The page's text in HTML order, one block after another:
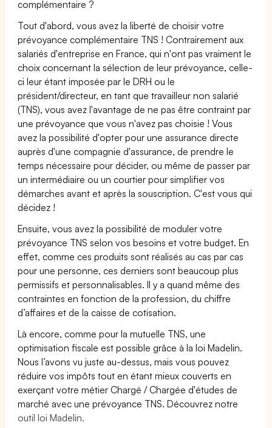
complémentaire ?
Tout d'abord, vous avez la liberté de choisir votre
prévoyance complémentaire TNS ! Contrairement aux
salariés d'entreprise en France, qui n'ont pas vraiment le
choix concernant la sélection de leur prévoyance, celle-
ci leur étant imposée par le DRH ou le
président/directeur, en tant que travailleur non salarié
(TNS), vous avez l'avantage de ne pas être contraint par
une prévoyance que vous n'avez pas choisie ! Vous
avez la possibilité d'opter pour une assurance directe
auprès d'une compagnie d'assurance, de prendre le
temps nécessaire pour décider, ou même de passer par
un intermédiaire ou un courtier pour simplifier vos
démarches avant et après la souscription. C'est vous qui
décidez !
Ensuite, vous avez la possibilité de moduler votre
prévoyance TNS selon vos besoins et votre budget. En
effet, comme ces produits sont réalisés au cas par cas
pour une personne, ces derniers sont beaucoup plus
permissifs et personnalisables. Il y a quand même des
contraintes en fonction de la profession, du chiffre
d’affaires et de la caisse de cotisation.
Là encore, comme pour la mutuelle TNS, une
optimisation fiscale est possible grâce à la loi Madelin.
Nous l’avons vu juste au-dessus, mais vous pouvez
réduire vos impôts tout en étant mieux couverts en
exerçant votre métier Chargé / Chargée d'études de
marché avec une prévoyance TNS. Découvrez notre
outil loi Madelin.